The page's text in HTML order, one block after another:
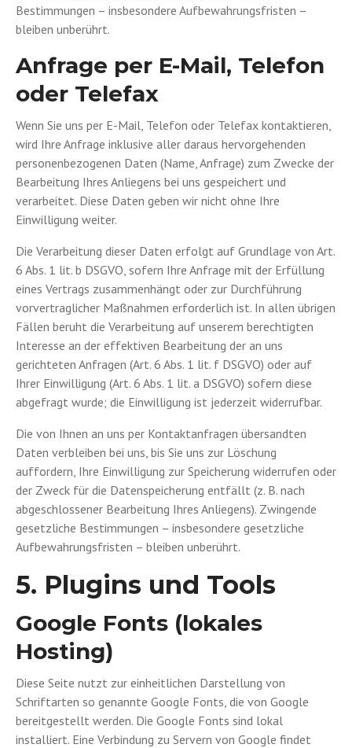
Bestimmungen – insbesondere Aufbewahrungsfristen –
bleiben unberührt.
Anfrage per E-Mail, Telefon
oder Telefax
Wenn Sie uns per E-Mail, Telefon oder Telefax kontaktieren,
wird Ihre Anfrage inklusive aller daraus hervorgehenden
personenbezogenen Daten (Name, Anfrage) zum Zwecke der
Bearbeitung Ihres Anliegens bei uns gespeichert und
verarbeitet. Diese Daten geben wir nicht ohne Ihre
Einwilligung weiter.
Die Verarbeitung dieser Daten erfolgt auf Grundlage von Art.
6 Abs. 1 lit. b DSGVO, sofern Ihre Anfrage mit der Erfüllung
eines Vertrags zusammenhängt oder zur Durchführung
vorvertraglicher Maßnahmen erforderlich ist. In allen übrigen
Fällen beruht die Verarbeitung auf unserem berechtigten
Interesse an der effektiven Bearbeitung der an uns
gerichteten Anfragen (Art. 6 Abs. 1 lit. f DSGVO) oder auf
Ihrer Einwilligung (Art. 6 Abs. 1 lit. a DSGVO) sofern diese
abgefragt wurde; die Einwilligung ist jederzeit widerrufbar.
Die von Ihnen an uns per Kontaktanfragen übersandten
Daten verbleiben bei uns, bis Sie uns zur Löschung
auffordern, Ihre Einwilligung zur Speicherung widerrufen oder
der Zweck für die Datenspeicherung entfällt (z. B. nach
abgeschlossener Bearbeitung Ihres Anliegens). Zwingende
gesetzliche Bestimmungen – insbesondere gesetzliche
Aufbewahrungsfristen – bleiben unberührt.
5. Plugins und Tools
Google Fonts (lokales
Hosting)
Diese Seite nutzt zur einheitlichen Darstellung von
Schriftarten so genannte Google Fonts, die von Google
bereitgestellt werden. Die Google Fonts sind lokal
installiert. Eine Verbindung zu Servern von Google findet